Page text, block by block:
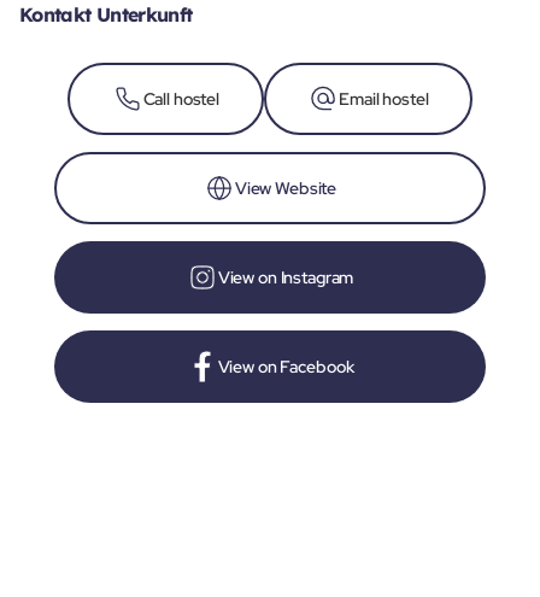
Kontakt Unterkunft
Call hostel Email hostel
View Website
View on Instagram
View on Facebook